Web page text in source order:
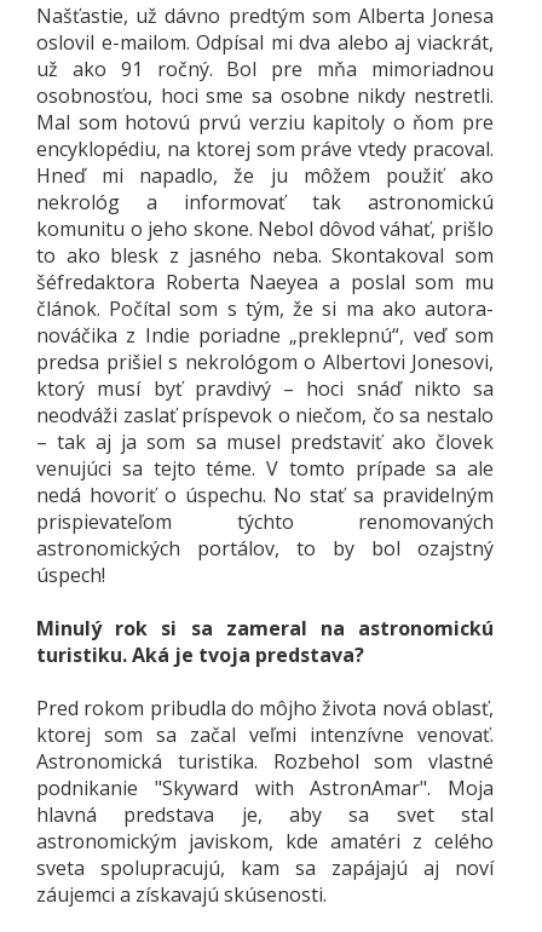
Našťastie, už dávno predtým som Alberta Jonesa
oslovil e-mailom. Odpísal mi dva alebo aj viackrát,
už ako 91 ročný. Bol pre mňa mimoriadnou
osobnosťou, hoci sme sa osobne nikdy nestretli.
Mal som hotovú prvú verziu kapitoly o ňom pre
encyklopédiu, na ktorej som práve vtedy pracoval.
Hneď mi napadlo, že ju môžem použiť ako
nekrológ a informovať tak astronomickú
komunitu o jeho skone. Nebol dôvod váhať, prišlo
to ako blesk z jasného neba. Skontakoval som
šéfredaktora Roberta Naeyea a poslal som mu
článok. Počítal som s tým, že si ma ako autora-
nováčika z Indie poriadne „preklepnú“, veď som
predsa prišiel s nekrológom o Albertovi Jonesovi,
ktorý musí byť pravdivý – hoci snáď nikto sa
neodváži zaslať príspevok o niečom, čo sa nestalo
– tak aj ja som sa musel predstaviť ako človek
venujúci sa tejto téme. V tomto prípade sa ale
nedá hovoriť o úspechu. No stať sa pravidelným
prispievateľom týchto renomovaných
astronomických portálov, to by bol ozajstný
úspech!
Minulý rok si sa zameral na astronomickú
turistiku. Aká je tvoja predstava?
Pred rokom pribudla do môjho života nová oblasť,
ktorej som sa začal veľmi intenzívne venovať.
Astronomická turistika. Rozbehol som vlastné
podnikanie "Skyward with AstronAmar". Moja
hlavná predstava je, aby sa svet stal
astronomickým javiskom, kde amatéri z celého
sveta spolupracujú, kam sa zapájajú aj noví
záujemci a získavajú skúsenosti.